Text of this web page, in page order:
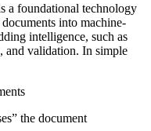
a foundational technology
into machine-
intelligence, such as
and validation. In simple
the document